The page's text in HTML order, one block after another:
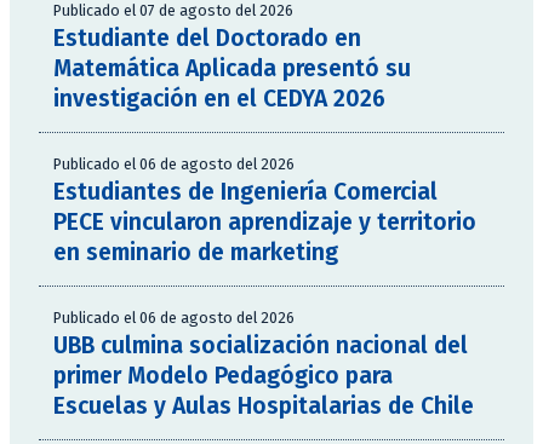
Publicado el 07 de agosto del 2026
Estudiante del Doctorado en
Matemática Aplicada presentó su
investigación en el CEDYA 2026
Publicado el 06 de agosto del 2026
Estudiantes de Ingeniería Comercial
PECE vincularon aprendizaje y territorio
en seminario de marketing
Publicado el 06 de agosto del 2026
UBB culmina socialización nacional del
primer Modelo Pedagógico para
Escuelas y Aulas Hospitalarias de Chile